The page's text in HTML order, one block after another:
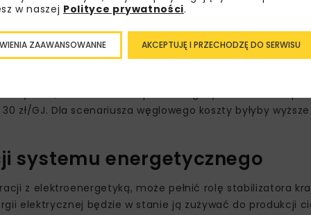
z elektroenergetyką (sector coupling). Obejmuje
pomp ciepła oraz magazynów ciepła.
poprawić efektywność energetyczną i
biomasowe i wsparte magazynowaniem ciepła
zł/GJ. Dla scenariusza węglowego koszty byłyby wyższe
systemu energetycznego
z elektroenergetyką, może pełnić rolę stabilizatora
elektrycznej będzie w stanie ją zużywać do produkcji
w naszej Polityce prywatności.
AKCEPTUJĘ I PRZECHODZĘ DO SERWISU
ZAAWANSOWANNE